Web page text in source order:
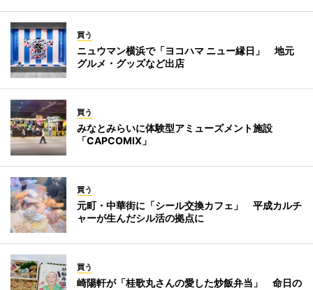
買う
ニュウマン横浜で「ヨコハマ ニュー縁日」 地元
グルメ・グッズなど出店
買う
みなとみらいに体験型アミューズメント施設
「CAPCOMIX」
買う
元町・中華街に「シール交換カフェ」 平成カルチ
ャーが生んだシル活の拠点に
買う
崎陽軒が「桂歌丸さんの愛した炒飯弁当」 命日の